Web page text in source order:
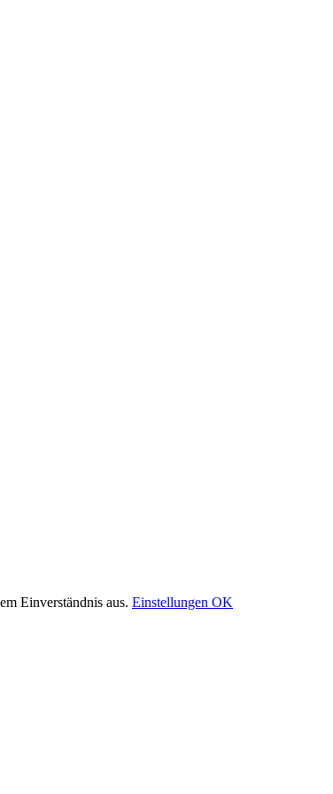
Einverständnis aus. Einstellungen OK